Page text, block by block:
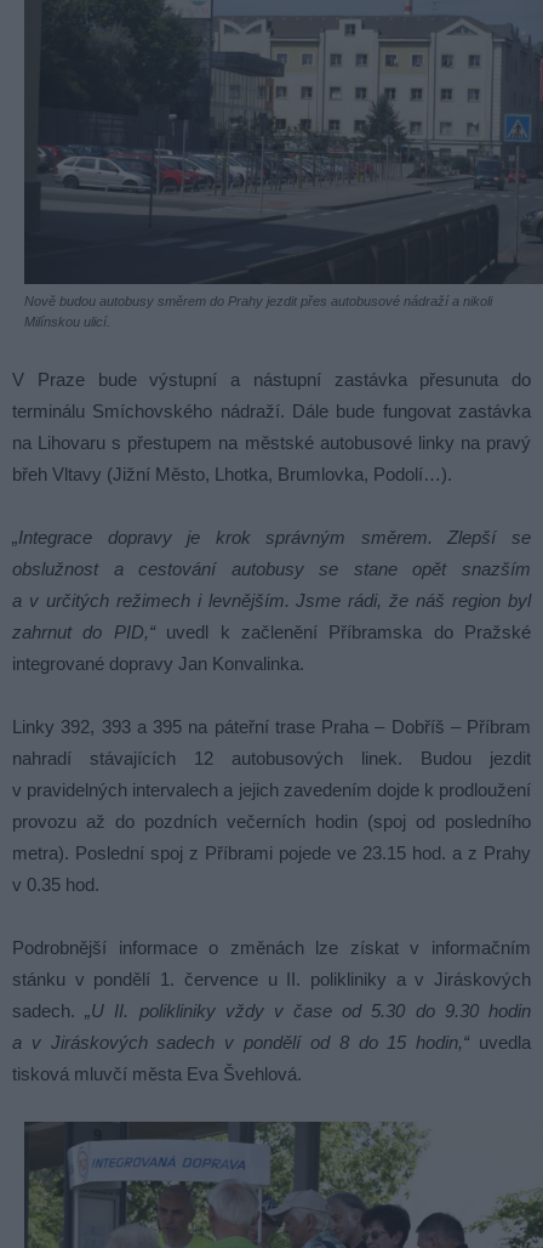
Nově budou autobusy směrem do Prahy jezdit přes autobusové nádraží a nikoli
Milínskou ulicí.
V Praze bude výstupní a nástupní zastávka přesunuta do
terminálu Smíchovského nádraží. Dále bude fungovat zastávka
na Lihovaru s přestupem na městské autobusové linky na pravý
břeh Vltavy (Jižní Město, Lhotka, Brumlovka, Podolí…).
„Integrace dopravy je krok správným směrem. Zlepší se
obslužnost a cestování autobusy se stane opět snazším
a v určitých režimech i levnějším. Jsme rádi, že náš region byl
zahrnut do PID,“uvedl k začlenění Příbramska do Pražské
integrované dopravy Jan Konvalinka.
Linky 392, 393 a 395 na páteřní trase Praha – Dobříš – Příbram
nahradí stávajících 12 autobusových linek. Budou jezdit
v pravidelných intervalech a jejich zavedením dojde k prodloužení
provozu až do pozdních večerních hodin (spoj od posledního
metra). Poslední spoj z Příbrami pojede ve 23.15 hod. a z Prahy
v 0.35 hod.
Podrobnější informace o změnách lze získat v informačním
stánku v pondělí 1. července u II. polikliniky a v Jiráskových
sadech.„U II. polikliniky vždy v čase od 5.30 do 9.30 hodin
a v Jiráskových sadech v pondělí od 8 do 15 hodin,“ uvedla
tisková mluvčí města Eva Švehlová.